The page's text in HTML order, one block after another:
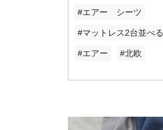
#エアー シーツ
#マットレス2台並べる
#エアー #北欧